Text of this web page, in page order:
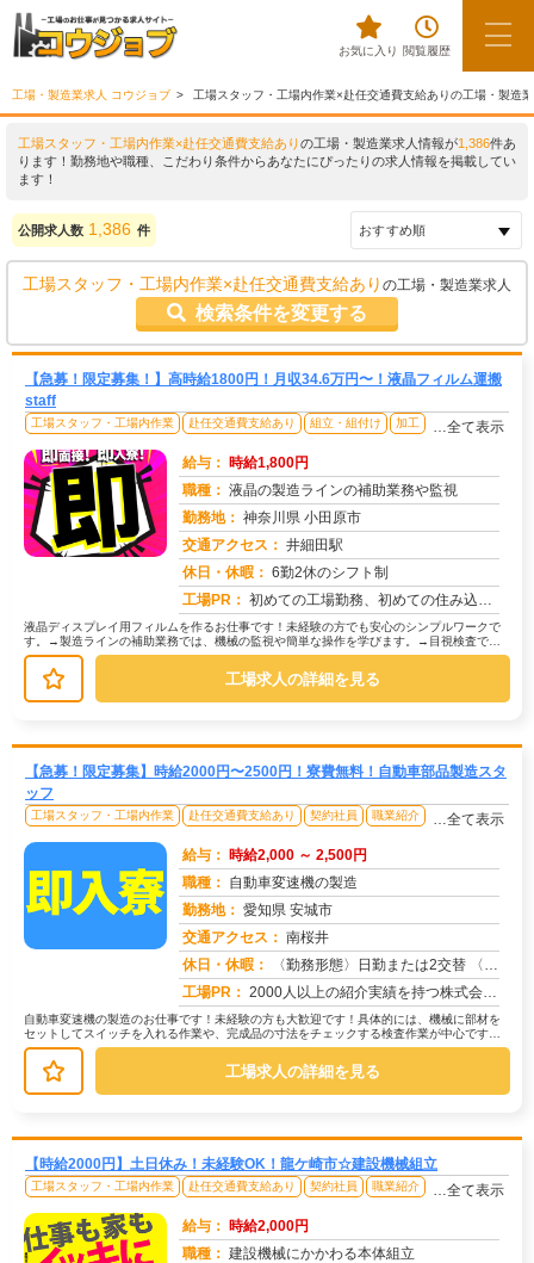
お気に入り 閲覧履歴
工場・製造業求人 コウジョブ 工場スタッフ・工場内作業×赴任交通費支給ありの工場・製造
工場スタッフ・工場内作業×赴任交通費支給ありの工場・製造業求人情報が1,386件あ
ります！勤務地や職種、こだわり条件からあなたにぴったりの求人情報を掲載してい
ます！
公開求人数 1,386 件
工場スタッフ・工場内作業×赴任交通費支給あり の工場・製造業求人
検索条件を変更する
【急募！限定募集！】高時給1800円！月収34.6万円〜！液晶フィルム運搬
staff
工場スタッフ・工場内作業 赴任交通費支給あり 組立・組付け 加工 …全て表示
給与： 時給1,800円
職種： 液晶の製造ラインの補助業務や監視
勤務地： 神奈川県 小田原市
交通アクセス： 井細田駅
休日・休暇： 6勤2休のシフト制
工場PR： 初めての工場勤務、初めての住み込み…不安は尽きないですよね。でも大丈夫！株式会社京栄センターなら、あなたをしっかり...
液晶ディスプレイ用フィルムを作るお仕事です！未経験の方でも安心のシンプルワークで
す。→製造ラインの補助業務では、機械の監視や簡単な操作を学びます。→目視検査で
は、製品に傷や汚れがないか確認します...
工場求人の詳細を見る
【急募！限定募集】時給2000円〜2500円！寮費無料！自動車部品製造スタ
ッフ
工場スタッフ・工場内作業 赴任交通費支給あり 契約社員 職業紹介 …全て表示
給与： 時給2,000 ～ 2,500円
職種： 自動車変速機の製造
勤務地： 愛知県 安城市
交通アクセス： 南桜井
休日・休暇：
〈勤務形態〉日勤または2交替 〈休日〉土日 ★ＧＷ ★夏季休暇 ★冬季休暇 ★年末年始
工場PR： 2000人以上の紹介実績を持つ株式会社京栄センターなら、未経験の方も安心してスタートできます！→充実の寮生活で、仕...
自動車変速機の製造のお仕事です！未経験の方も大歓迎です！具体的には、機械に部材を
セットしてスイッチを入れる作業や、完成品の寸法をチェックする検査作業が中心です。
→ 機械加工済みの部品を、手作業や...
工場求人の詳細を見る
【時給2000円】土日休み！未経験OK！龍ケ崎市☆建設機械組立
工場スタッフ・工場内作業 赴任交通費支給あり 契約社員 職業紹介 …全て表示
給与： 時給2,000円
職種： 建設機械にかかわる本体組立